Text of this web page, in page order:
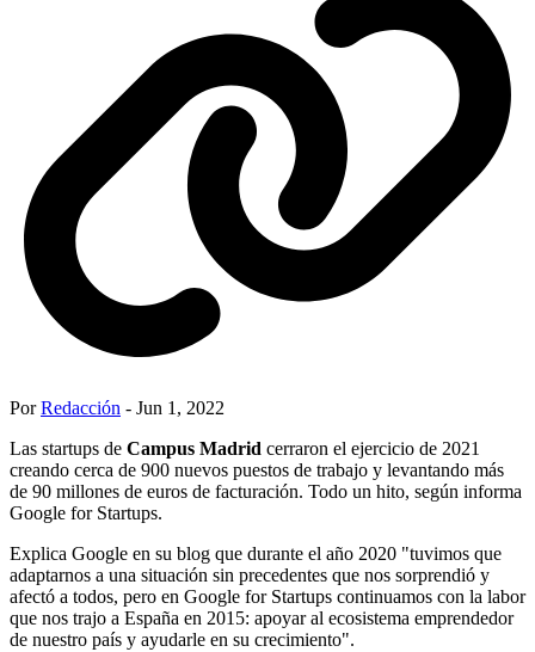
PorRedacción - Jun 1, 2022
Las startups de Campus Madrid cerraron el ejercicio de 2021
creando cerca de 900 nuevos puestos de trabajo y levantando más
de 90 millones de euros de facturación. Todo un hito, según informa
Google for Startups.
Explica Google en su blog que durante el año 2020 "tuvimos que
adaptarnos a una situación sin precedentes que nos sorprendió y
afectó a todos, pero en Google for Startups continuamos con la labor
que nos trajo a España en 2015: apoyar al ecosistema emprendedor
de nuestro país y ayudarle en su crecimiento".